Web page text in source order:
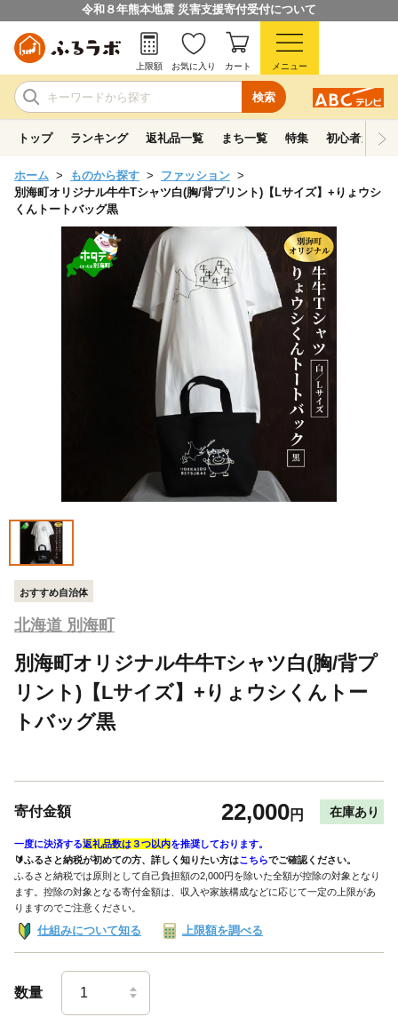
令和８年熊本地震 災害支援寄付受付について
検索
上限額 お気に入り カート メニュー
トップ ランキング 返礼品一覧 まち一覧 特集 初心者ガイド
ホーム ものから探す
ファッション
別海町オリジナル牛牛Tシャツ白(胸/背プリント)【Lサイズ】+りょウシ
くんトートバッグ黒
おすすめ自治体
北海道 別海町
別海町オリジナル牛牛Tシャツ白(胸/背プ
リント)【Lサイズ】+りょウシくんトー
トバッグ黒
寄付金額 22,000円 在庫あり
一度に決済する返礼品数は３つ以内を推奨しております。
🔰ふるさと納税が初めての方、詳しく知りたい方はこちらでご確認ください。
ふるさと納税では原則として自己負担額の2,000円を除いた全額が控除の対象となり
ます。控除の対象となる寄付金額は、収入や家族構成などに応じて一定の上限があ
りますのでご注意ください。
仕組みについて知る 上限額を調べる
数量